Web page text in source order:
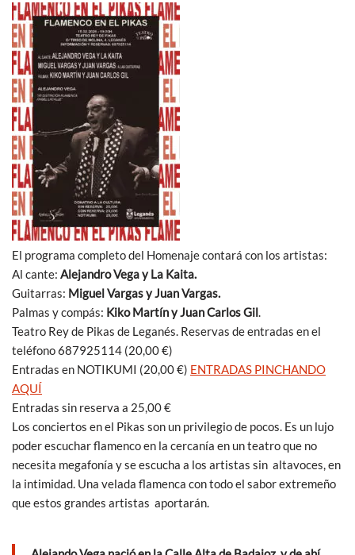
El programa completo del Homenaje contará con los artistas:
Al cante: Alejandro Vega y La Kaita.
Guitarras: Miguel Vargas y Juan Vargas.
Palmas y compás: Kiko Martín y Juan Carlos Gil.
Teatro Rey de Pikas de Leganés. Reservas de entradas en el
teléfono 687925114 (20,00 €)
Entradas en NOTIKUMI (20,00 €) ENTRADAS PINCHANDO
AQUÍ
Entradas sin reserva a 25,00 €
Los conciertos en el Pikas son un privilegio de pocos. Es un lujo
poder escuchar flamenco en la cercanía en un teatro que no
necesita megafonía y se escucha a los artistas sin altavoces, en
la intimidad. Una velada flamenca con todo el sabor extremeño
que estos grandes artistas aportarán.